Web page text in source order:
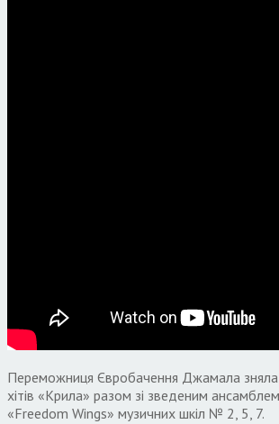
Переможниця Євробачення Джамала зняла
хітів «Крила» разом зі зведеним
«Freedom Wings» музичних шкіл № 2, 5, 7.